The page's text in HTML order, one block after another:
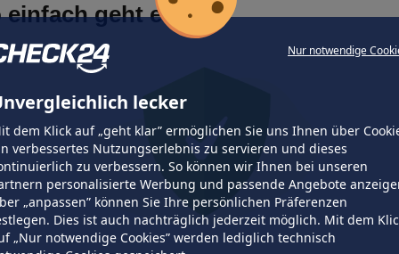
Nur notwendige
lecker
dem Klick auf „geht klar” ermöglichen Sie uns Ihnen über
verbessertes Nutzungserlebnis zu servieren und dieses
zu verbessern. So können wir Ihnen bei unseren
personalisierte Werbung und passende Angebote
„anpassen” können Sie Ihre persönlichen Präferenzen
Dies ist auch nachträglich jederzeit möglich. Mit dem
„Nur notwendige Cookies” werden lediglich technisch
geht es